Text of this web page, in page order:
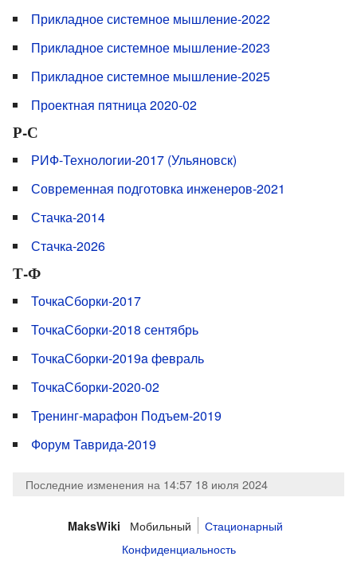
Прикладное системное мышление-2022
Прикладное системное мышление-2023
Прикладное системное мышление-2025
Проектная пятница 2020-02
Р-С
РИФ-Технологии-2017 (Ульяновск)
Современная подготовка инженеров-2021
Стачка-2014
Стачка-2026
Т-Ф
ТочкаСборки-2017
ТочкаСборки-2018 сентябрь
ТочкаСборки-2019a февраль
ТочкаСборки-2020-02
Тренинг-марафон Подъем-2019
Форум Таврида-2019
Последние изменения на 14:57 18 июля 2024
MaksWiki Мобильный
Стационарный
Конфиденциальность